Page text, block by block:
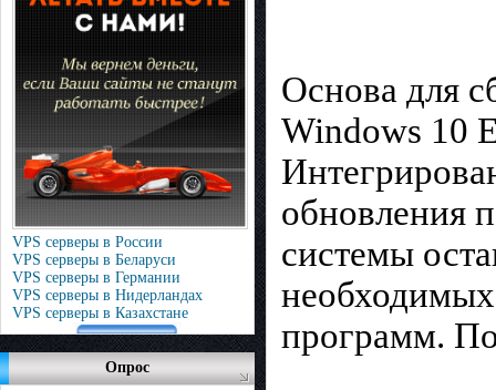
VPS серверы в России
VPS серверы в Беларуси
VPS серверы в Германии
VPS серверы в Нидерландах
VPS серверы в Казахстане
Опрос
Основа для
Windows 10
обновления
системы
необходимых
программ.